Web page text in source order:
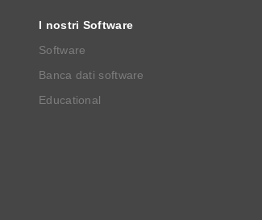
I nostri Software
Software
Banca dati software
Educational